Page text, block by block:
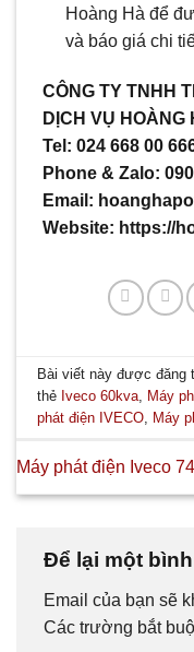
Hoàng Hà để
và báo giá chi
CÔNG TY TNHH
DỊCH VỤ HOÀNG
Tel: 024 668 00
Phone & Zalo:
Email:
Website: https://
Bài viết này được đăng
thẻ Iveco 60kva, Máy
phát điện IVECO, Máy
Máy phát điện Iveco
Để lại một
Email của bạn sẽ
Các trường bắt